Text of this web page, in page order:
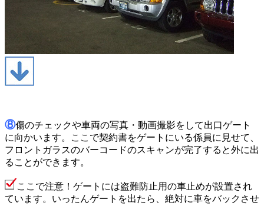
⑧傷のチェックや車両の写真・動画撮影をして出口ゲート
に向かいます。ここで契約書をゲートにいる係員に見せて、
フロントガラスのバーコードのスキャンが完了すると外に出
ることができます。
ここで注意！ゲートには盗難防止用の車止めが設置され
ています。いったんゲートを出たら、絶対に車をバックさせ